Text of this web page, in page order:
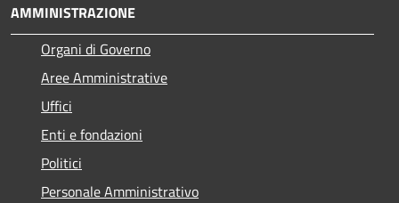
AMMINISTRAZIONE
Organi di Governo
Aree Amministrative
Uffici
Enti e fondazioni
Politici
Personale Amministrativo